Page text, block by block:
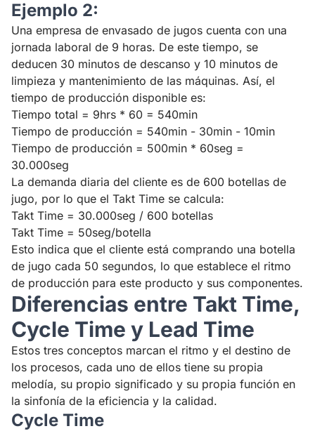
Ejemplo 2:
Una empresa de envasado de jugos cuenta con una
jornada laboral de 9 horas. De este tiempo, se
deducen 30 minutos de descanso y 10 minutos de
limpieza y mantenimiento de las máquinas. Así, el
tiempo de producción disponible es:
Tiempo total = 9hrs * 60 = 540min
Tiempo de producción = 540min - 30min - 10min
Tiempo de producción = 500min * 60seg =
30.000seg
La demanda diaria del cliente es de 600 botellas de
jugo, por lo que el Takt Time se calcula:
Takt Time = 30.000seg / 600 botellas
Takt Time = 50seg/botella
Esto indica que el cliente está comprando una botella
de jugo cada 50 segundos, lo que establece el ritmo
de producción para este producto y sus componentes.
Diferencias entre Takt Time,
Cycle Time y Lead Time
Estos tres conceptos marcan el ritmo y el destino de
los procesos, cada uno de ellos tiene su propia
melodía, su propio significado y su propia función en
la sinfonía de la eficiencia y la calidad.
Cycle Time